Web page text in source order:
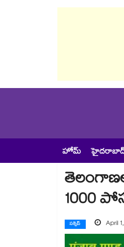
హోమ్
1000
సక్సెస్ April